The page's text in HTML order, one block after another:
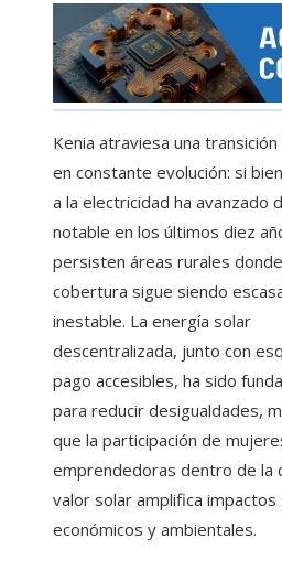
Kenia atraviesa una
en constante evolución: si
a la electricidad ha avanzado
notable en los últimos diez
persisten áreas rurales
cobertura sigue siendo
inestable. La energía solar
descentralizada, junto con
pago accesibles, ha sido
para reducir desigualdades,
que la participación de
emprendedoras dentro de la
valor solar amplifica impactos
económicos y ambientales.